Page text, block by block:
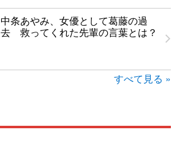
中条あやみ、女優として葛藤の過
去 救ってくれた先輩の言葉とは？
すべて見る »